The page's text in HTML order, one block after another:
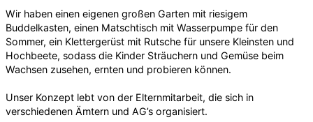
Wir haben einen eigenen großen Garten mit riesigem
Buddelkasten, einen Matschtisch mit Wasserpumpe für den
Sommer, ein Klettergerüst mit Rutsche für unsere Kleinsten und
Hochbeete, sodass die Kinder Sträuchern und Gemüse beim
Wachsen zusehen, ernten und probieren können.
Unser Konzept lebt von der Elternmitarbeit, die sich in
verschiedenen Ämtern und AG’s organisiert.